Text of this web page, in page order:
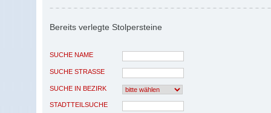
Bereits verlegte Stolpersteine
SUCHE NAME
SUCHE STRASSE
SUCHE IN BEZIRK
STADTTEILSUCHE